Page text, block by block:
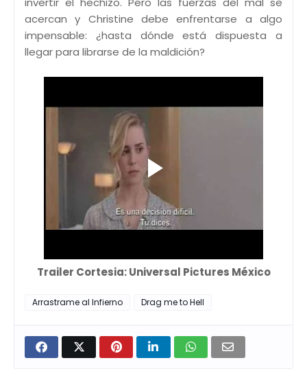
acercan y Christine debe enfrentarse a algo
impensable: ¿hasta dónde está dispuesta a
llegar para librarse de la maldición?
Trailer Cortesia: Universal Pictures México
Arrastrame al Infierno Drag me to Hell